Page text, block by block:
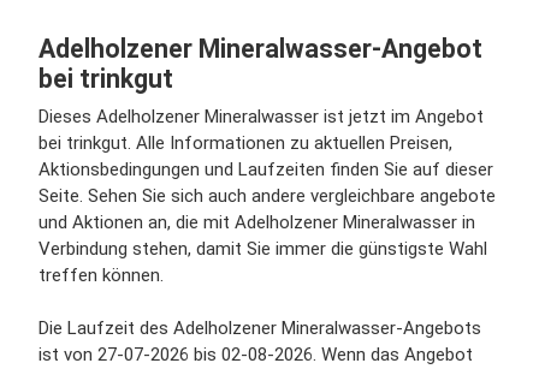
Adelholzener Mineralwasser-Angebot
bei trinkgut
Dieses Adelholzener Mineralwasser ist jetzt im Angebot
bei trinkgut. Alle Informationen zu aktuellen Preisen,
Aktionsbedingungen und Laufzeiten finden Sie auf dieser
Seite. Sehen Sie sich auch andere vergleichbare angebote
und Aktionen an, die mit Adelholzener Mineralwasser in
Verbindung stehen, damit Sie immer die günstigste Wahl
treffen können.
Die Laufzeit des Adelholzener Mineralwasser-Angebots
ist von 27-07-2026 bis 02-08-2026. Wenn das Angebot